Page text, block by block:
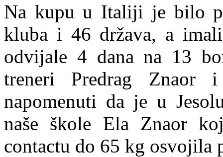
Na kupu u Italiji je bilo
kluba i 46 država, a
odvijale 4 dana na 13
treneri Predrag Znaor
napomenuti da je u
naše škole Ela Znaor
contactu do 65 kg osvojila